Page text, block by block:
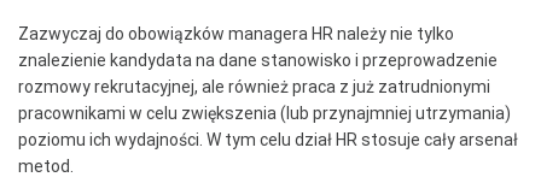
Zazwyczaj do obowiązków managera HR należy nie tylko
znalezienie kandydata na dane stanowisko i przeprowadzenie
rozmowy rekrutacyjnej, ale również praca z już zatrudnionymi
pracownikami w celu zwiększenia (lub przynajmniej utrzymania)
poziomu ich wydajności. W tym celu dział HR stosuje cały arsenał
metod.